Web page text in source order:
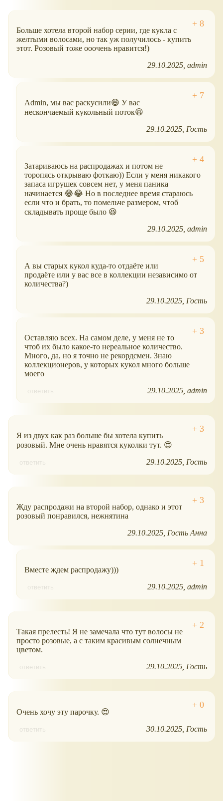
Больше хотела второй набор серии, где кукла с
желтыми волосами, но так уж получилось - купить
этот. Розовый тоже ооочень нравится!)
29.10.2025 admin
Admin, мы вас раскусили😄 У вас
нескончаемый кукольный поток😆
29.10.2025 Гость
Затариваюсь на распродажах и потом не
торопясь открываю фоткаю)) Если у меня никакого
запаса игрушек совсем нет, у меня паника
начинается 😂😂 Но в последнее время стараюсь
если что и брать, то помельче размером, чтоб
складывать проще было 😆
29.10.2025 admin
А вы старых кукол куда-то отдаёте или
продаёте или у вас все в коллекции независимо от
количества?)
29.10.2025 Гость
Оставляю всех. На самом деле, у меня не то
чтоб их было какое-то нереальное количество.
Много, да, но я точно не рекордсмен. Знаю
коллекционеров, у которых кукол много больше
моего
ответить 29.10.2025 admin
Я из двух как раз больше бы хотела купить
розовый. Мне очень нравятся куколки тут. 😍
ответить 29.10.2025 Гость
Жду распродажи на второй набор, однако и этот
розовый понравился, нежнятина
29.10.2025 Гость Анна
Вместе ждем распродажу)))
ответить 29.10.2025 admin
Такая прелесть! Я не замечала что тут волосы не
просто розовые, а с таким красивым солнечным
цветом.
ответить 29.10.2025 Гость
Очень хочу эту парочку. 😍
ответить 30.10.2025 Гость